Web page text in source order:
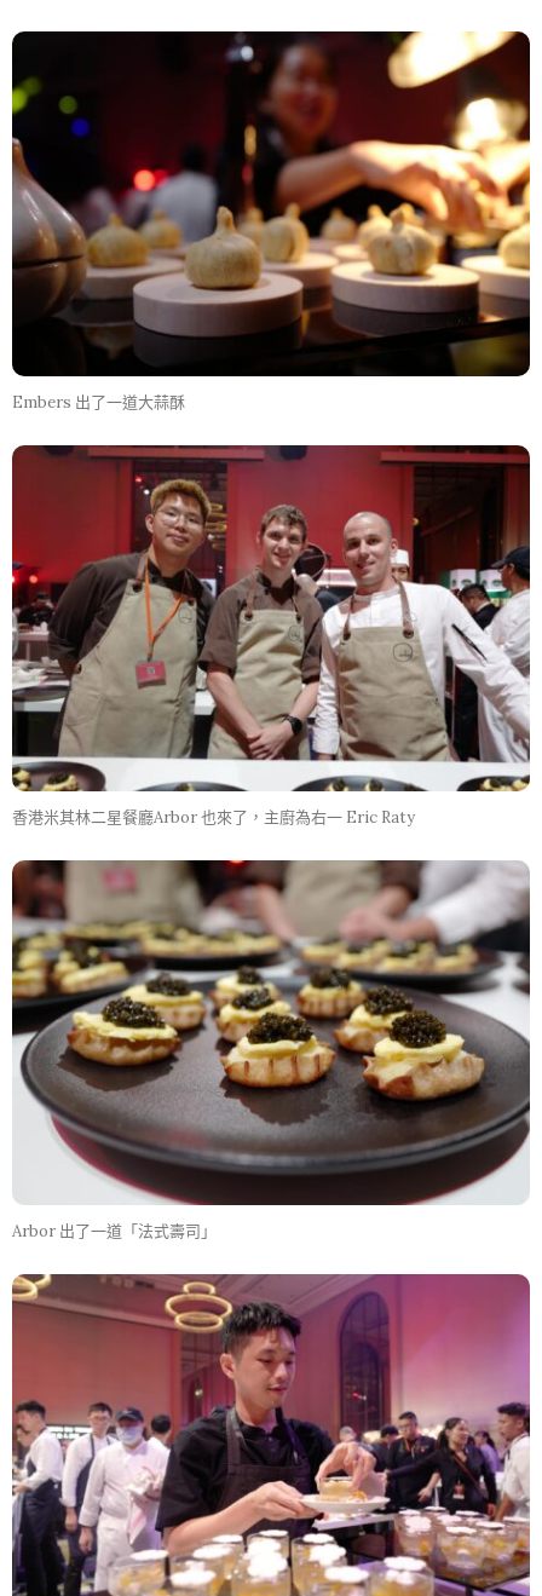
Embers 出了一道大蒜酥
香港米其林二星餐廳Arbor 也來了，主廚為右一 Eric Raty
Arbor 出了一道「法式壽司」